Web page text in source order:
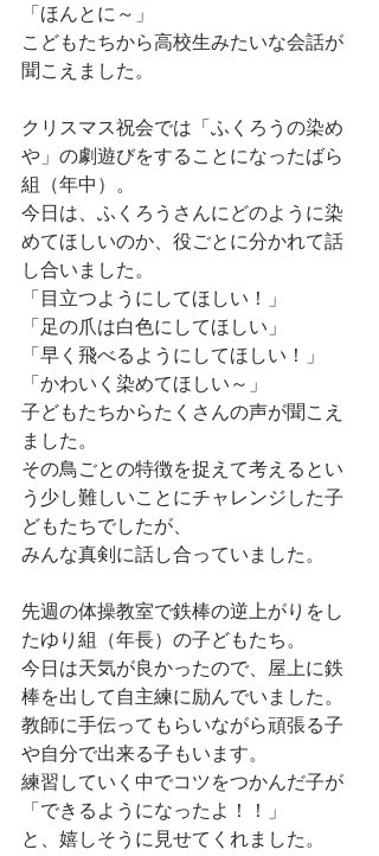
「ほんとに～」
こどもたちから高校生みたいな会話が
聞こえました。
クリスマス祝会では「ふくろうの染め
や」の劇遊びをすることになったばら
組（年中）。
今日は、ふくろうさんにどのように染
めてほしいのか、役ごとに分かれて話
し合いました。
「目立つようにしてほしい！」
「足の爪は白色にしてほしい」
「早く飛べるようにしてほしい！」
「かわいく染めてほしい～」
子どもたちからたくさんの声が聞こえ
ました。
その鳥ごとの特徴を捉えて考えるとい
う少し難しいことにチャレンジした子
どもたちでしたが、
みんな真剣に話し合っていました。
先週の体操教室で鉄棒の逆上がりをし
たゆり組（年長）の子どもたち。
今日は天気が良かったので、屋上に鉄
棒を出して自主練に励んでいました。
教師に手伝ってもらいながら頑張る子
や自分で出来る子もいます。
練習していく中でコツをつかんだ子が
「できるようになったよ！！」
と、嬉しそうに見せてくれました。